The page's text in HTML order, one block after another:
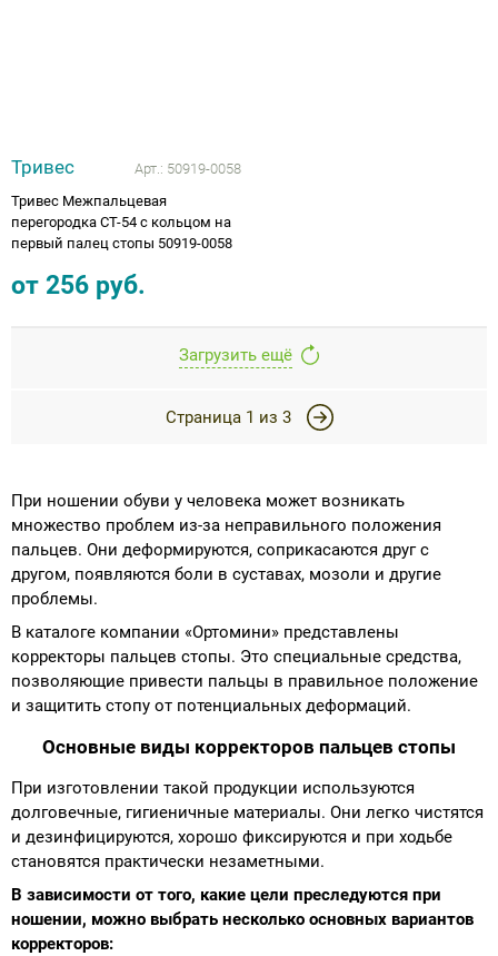
Тривес Арт.: 50919-0058
Тривес Межпальцевая
перегородка СТ-54 с кольцом на
первый палец стопы 50919-0058
от 256 руб.
Загрузить ещё
Страница 1 из 3
При ношении обуви у человека может возникать
множество проблем из-за неправильного положения
пальцев. Они деформируются, соприкасаются друг с
другом, появляются боли в суставах, мозоли и другие
проблемы.
В каталоге компании «Ортомини» представлены
корректоры пальцев стопы. Это специальные средства,
позволяющие привести пальцы в правильное положение
и защитить стопу от потенциальных деформаций.
Основные виды корректоров пальцев стопы
При изготовлении такой продукции используются
долговечные, гигиеничные материалы. Они легко чистятся
и дезинфицируются, хорошо фиксируются и при ходьбе
становятся практически незаметными.
В зависимости от того, какие цели преследуются при
ношении, можно выбрать несколько основных вариантов
корректоров: